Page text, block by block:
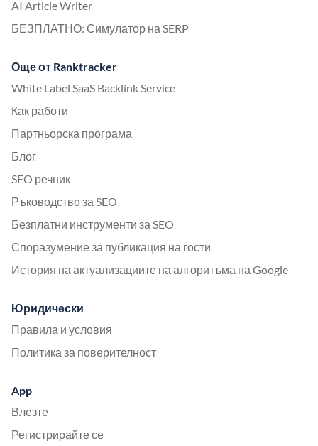
AI Article Writer
БЕЗПЛАТНО: Симулатор на SERP
Още от Ranktracker
White Label SaaS Backlink Service
Как работи
Партньорска програма
Блог
SEO речник
Ръководство за SEO
Безплатни инструменти за SEO
Споразумение за публикация на гости
История на актуализациите на алгоритъма на Google
Юридически
Правила и условия
Политика за поверителност
App
Влезте
Регистрирайте се